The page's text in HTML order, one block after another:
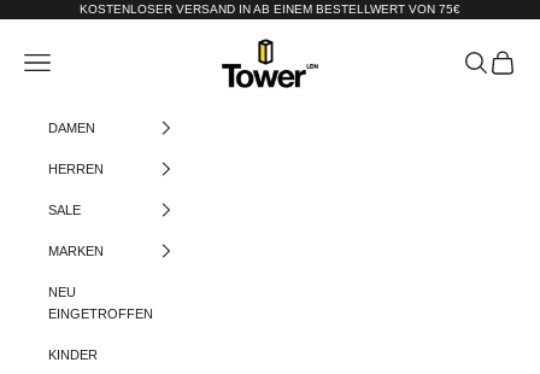
Zum Inhalt springenKOSTENLOSER VERSAND IN AB EINEM BESTELLWERT VON 75€
Tower-London.De
Menü Suchen
DAMEN
HERREN
SALE
MARKEN
NEU
EINGETROFFEN
KINDER